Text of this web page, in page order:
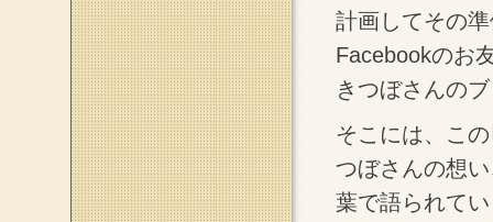
計画してその
Facebookのお
きつぼさんの
そこには、こ
つぼさんの想
葉で語られて